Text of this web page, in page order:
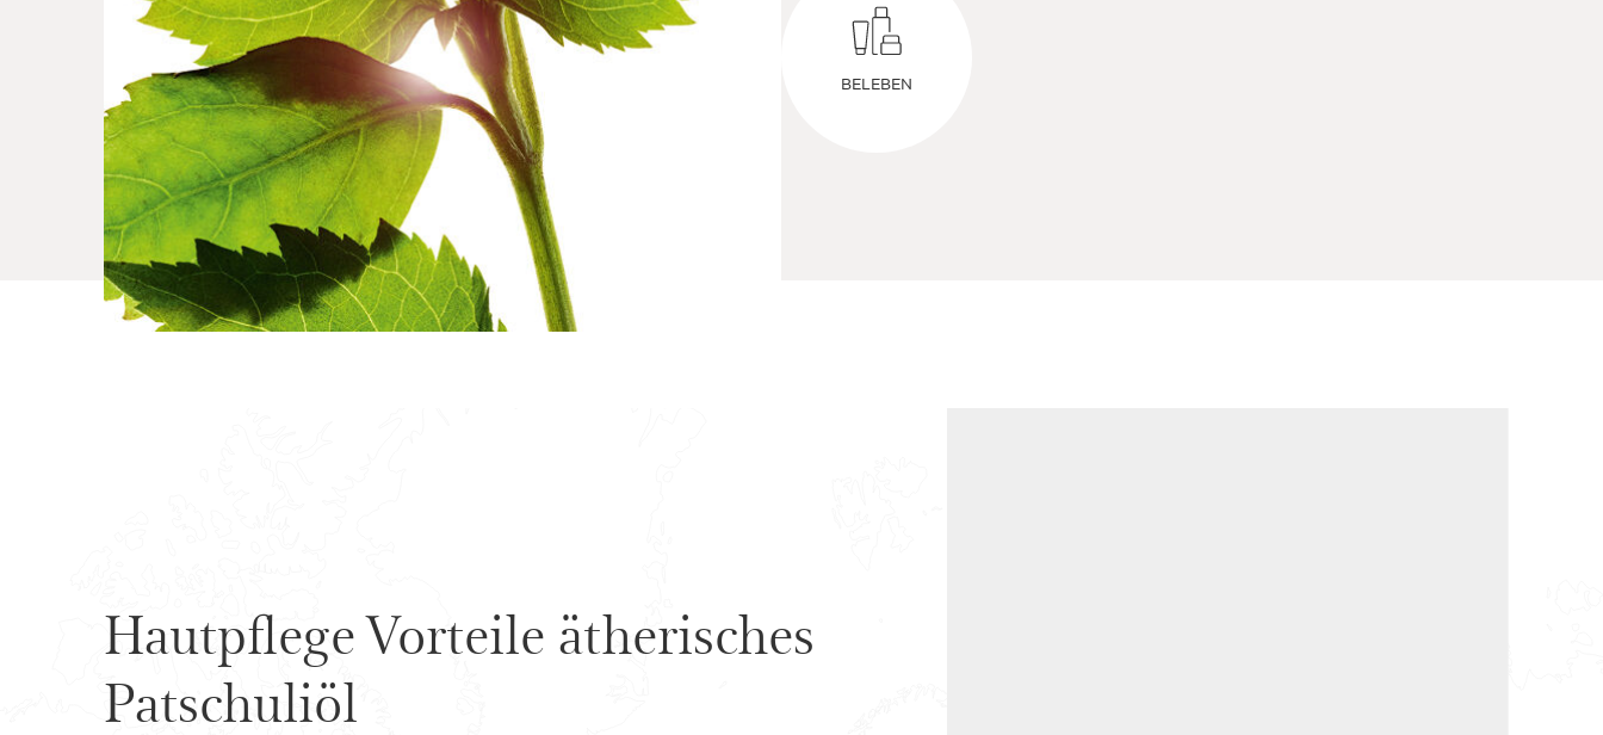
BELEBEN
Hautpflege Vorteile ätherisches
Patschuliöl